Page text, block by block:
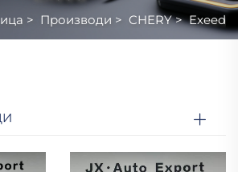
> Производи > CHERY>Exeed